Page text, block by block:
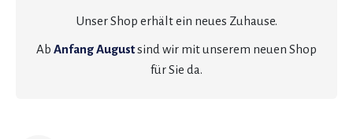
Unser Shop erhält ein neues Zuhause.
Ab Anfang Augustsind wir mit unserem neuen Shop
für Sie da.